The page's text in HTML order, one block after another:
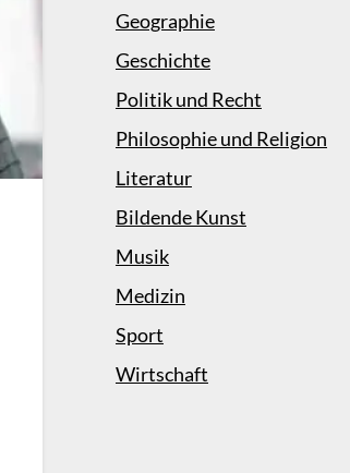
Geographie
Geschichte
Politik und Recht
Philosophie und Religion
Literatur
Bildende Kunst
Musik
Medizin
Sport
Wirtschaft